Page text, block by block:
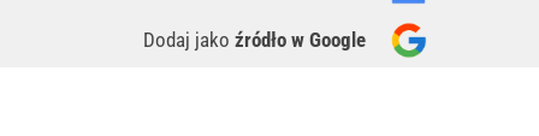
Dodaj jako źródło w Google